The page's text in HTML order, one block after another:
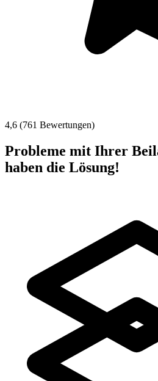
4,6 (761 Bewertungen)
Probleme mit Ihrer
haben die Lösung!